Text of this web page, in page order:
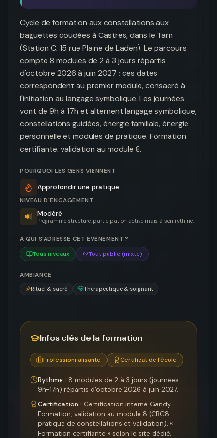
Cycle de formation aux constellations aux
baguettes coudées à Castres, dans le Tarn
(Station C, 15 rue Plaine de Laden). Le parcours
compte 8 modules de 2 à 3 jours répartis
d'octobre 2026 à juin 2027 ; ces dates
correspondent au premier module, consacré à
l'initiation au langage symbolique. Les journées
vont de 9h à 17h et alternent langage symbolique,
constellations guidées, énergie familiale, énergie
personnelle et modules de pratique. Formation
certifiante, validation au module 8.
POURQUOI LES GENS VIENNENT
Approfondir une pratique
NIVEAU D'ENGAGEMENT
Modéré
Programme structuré, participation active mais à son rythme.
À QUI S'ADRESSE CET ÉVÈNEMENT ?
Tous niveaux
Tout public (mixte)
AMBIANCE
Rituel & sacré Thérapeutique & soignant
Infos clés de la formation
Professionnalisante Certificat de l'école
Rythme : 8 modules de 2 à 3 jours (journées
9h-17h) répartis d'octobre 2026 à juin 2027.
Certification : Certification interne Gandy
Formation, validation au module 8 (CBC8 :
pratique de constellations et validation). «
Formation certifiante » selon le site dédié.